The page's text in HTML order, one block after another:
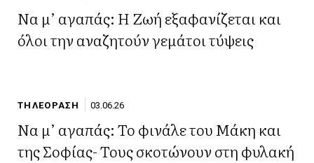
Να μ’ αγαπάς: Η Ζωή εξαφανίζεται και
όλοι την αναζητούν γεμάτοι τύψεις
ΤΗΛΕΟΡΑΣΗ 03.06.26
Να μ’ αγαπάς: Το φινάλε του Μάκη και
της Σοφίας- Τους σκοτώνουν στη φυλακή